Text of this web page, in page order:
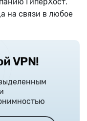
на связи в любое
VPN!